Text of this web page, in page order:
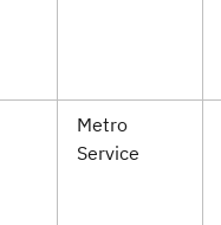
Metro
Service